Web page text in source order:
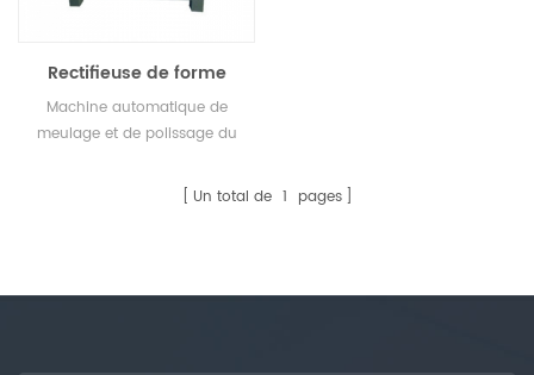
Rectifieuse de forme
ronde de grande taille
Machine automatique de
meulage et de polissage du
Un total de 1 pages